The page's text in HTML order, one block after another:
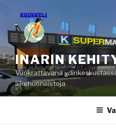
sisältöön
INARIN
Vuokrattavana
liikehuoneistoja